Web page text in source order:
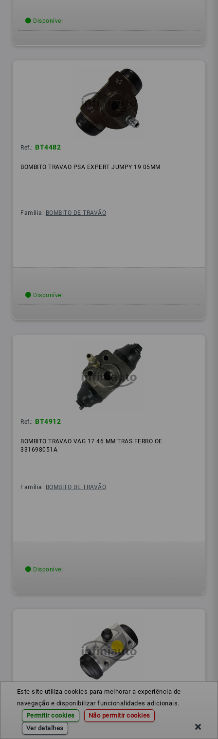
Este site utiliza cookies para melhorar a experiência de
navegação e disponibilizar funcionalidades adicionais.
Permitir cookies
Não permitir cookies
Ver detalhes
Disponível
Ref.: BT4482
BOMBITO TRAVAO PSA EXPERT JUMPY 19 05MM
Família: BOMBITO DE TRAVÃO
Disponível
Ref.: BT4912
BOMBITO TRAVAO VAG 17 46 MM TRAS FERRO OE
331698051A
Família: BOMBITO DE TRAVÃO
Disponível
4402F3
BOMBITO TRAVAO PSA NEMO-BIPPER-FIAT-TOYOTA-OPEL
20.64MM